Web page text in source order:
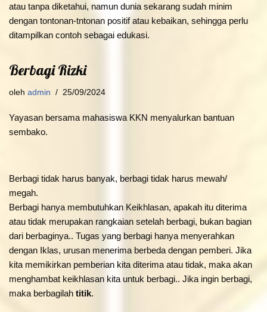
atau tanpa diketahui, namun dunia sekarang sudah minim
dengan tontonan-tntonan positif atau kebaikan, sehingga perlu
ditampilkan contoh sebagai edukasi.
Berbagi Rizki
oleh admin 25/09/2024
Yayasan bersama mahasiswa KKN menyalurkan bantuan
sembako.
Berbagi tidak harus banyak, berbagi tidak harus mewah/
megah.
Berbagi hanya membutuhkan Keikhlasan, apakah itu diterima
atau tidak merupakan rangkaian setelah berbagi, bukan bagian
dari berbaginya.. Tugas yang berbagi hanya menyerahkan
dengan Iklas, urusan menerima berbeda dengan pemberi. Jika
kita memikirkan pemberian kita diterima atau tidak, maka akan
menghambat keikhlasan kita untuk berbagi.. Jika ingin berbagi,
maka berbagilah titik.